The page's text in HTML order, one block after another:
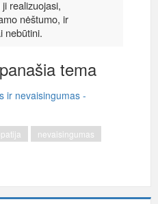
realizuojasi,
nėštumo, ir
nebūtini.
tema
ir nevaisingumas -
nevaisingumas